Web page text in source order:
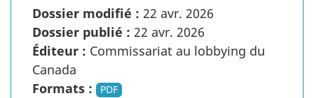
Dossier modifié : 22 avr. 2026
Dossier publié : 22 avr. 2026
Éditeur : Commissariat au lobbying du
Canada
Formats :
PDF